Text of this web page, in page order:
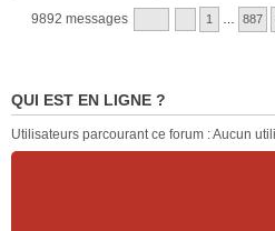
9892 messages 1 887
QUI EST EN LIGNE ?
Utilisateurs parcourant ce forum : Aucun